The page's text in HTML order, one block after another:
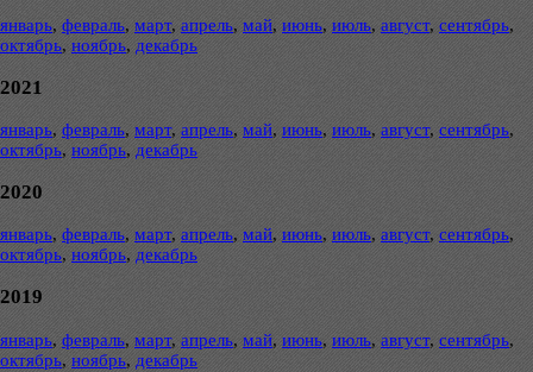
январь, февраль, март, апрель, май, июнь, июль, август, сентябрь,
октябрь, ноябрь, декабрь
2021
январь, февраль, март, апрель, май, июнь, июль, август, сентябрь,
октябрь, ноябрь, декабрь
2020
январь, февраль, март, апрель, май, июнь, июль, август, сентябрь,
октябрь, ноябрь, декабрь
2019
январь, февраль, март, апрель, май, июнь, июль, август, сентябрь,
октябрь, ноябрь, декабрь